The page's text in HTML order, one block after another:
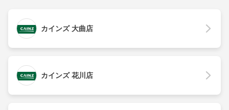
カインズ 大曲店
カインズ 花川店